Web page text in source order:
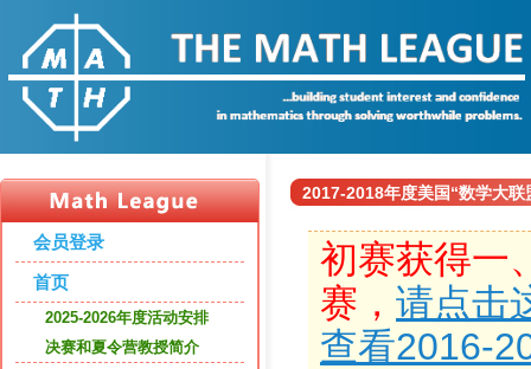
会员登录
首页
2025-2026年度活动安排
决赛和夏令营教授简介
2017-2018年度美国“数学大
初赛获得一
赛， 请点击
查看2016-